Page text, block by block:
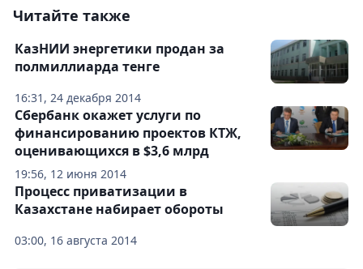
Читайте также
16:31, 24 декабря 2014
КазНИИ энергетики продан за
полмиллиарда тенге
19:56, 12 июня 2014
Сбербанк окажет услуги по
финансированию проектов КТЖ,
оценивающихся в $3,6 млрд
03:00, 16 августа 2014
Процесс приватизации в
Казахстане набирает обороты